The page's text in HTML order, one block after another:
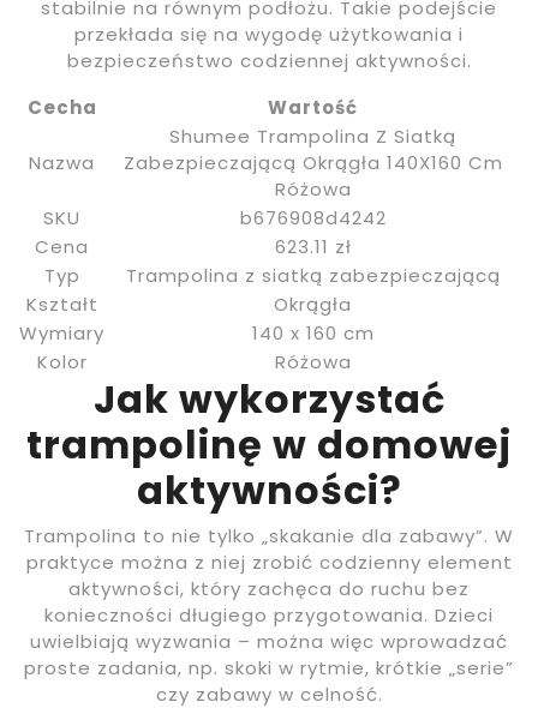
stabilnie na równym podłożu. Takie podejście
przekłada się na wygodę użytkowania i
bezpieczeństwo codziennej aktywności.
Cecha
Wartość
Nazwa
Shumee Trampolina Z Siatką
Zabezpieczającą Okrągła 140X160 Cm
Różowa
SKU
b676908d4242
Cena
623.11 zł
Typ
Trampolina z siatką zabezpieczającą
Kształt
Okrągła
Wymiary
140 x 160 cm
Kolor
Różowa
Jak wykorzystać
trampolinę w domowej
aktywności?
Trampolina to nie tylko „skakanie dla zabawy”. W
praktyce można z niej zrobić codzienny element
aktywności, który zachęca do ruchu bez
konieczności długiego przygotowania. Dzieci
uwielbiają wyzwania – można więc wprowadzać
proste zadania, np. skoki w rytmie, krótkie „serie”
czy zabawy w celność.